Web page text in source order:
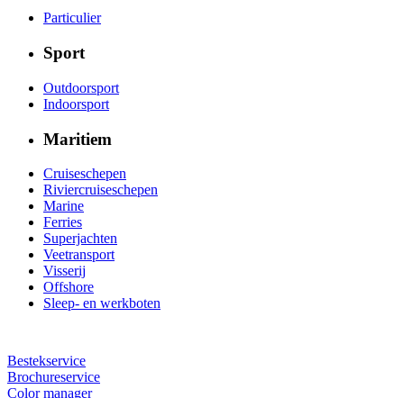
Particulier
Sport
Outdoorsport
Indoorsport
Maritiem
Cruiseschepen
Riviercruiseschepen
Marine
Ferries
Superjachten
Veetransport
Visserij
Offshore
Sleep- en werkboten
Bestekservice
Brochureservice
Color manager